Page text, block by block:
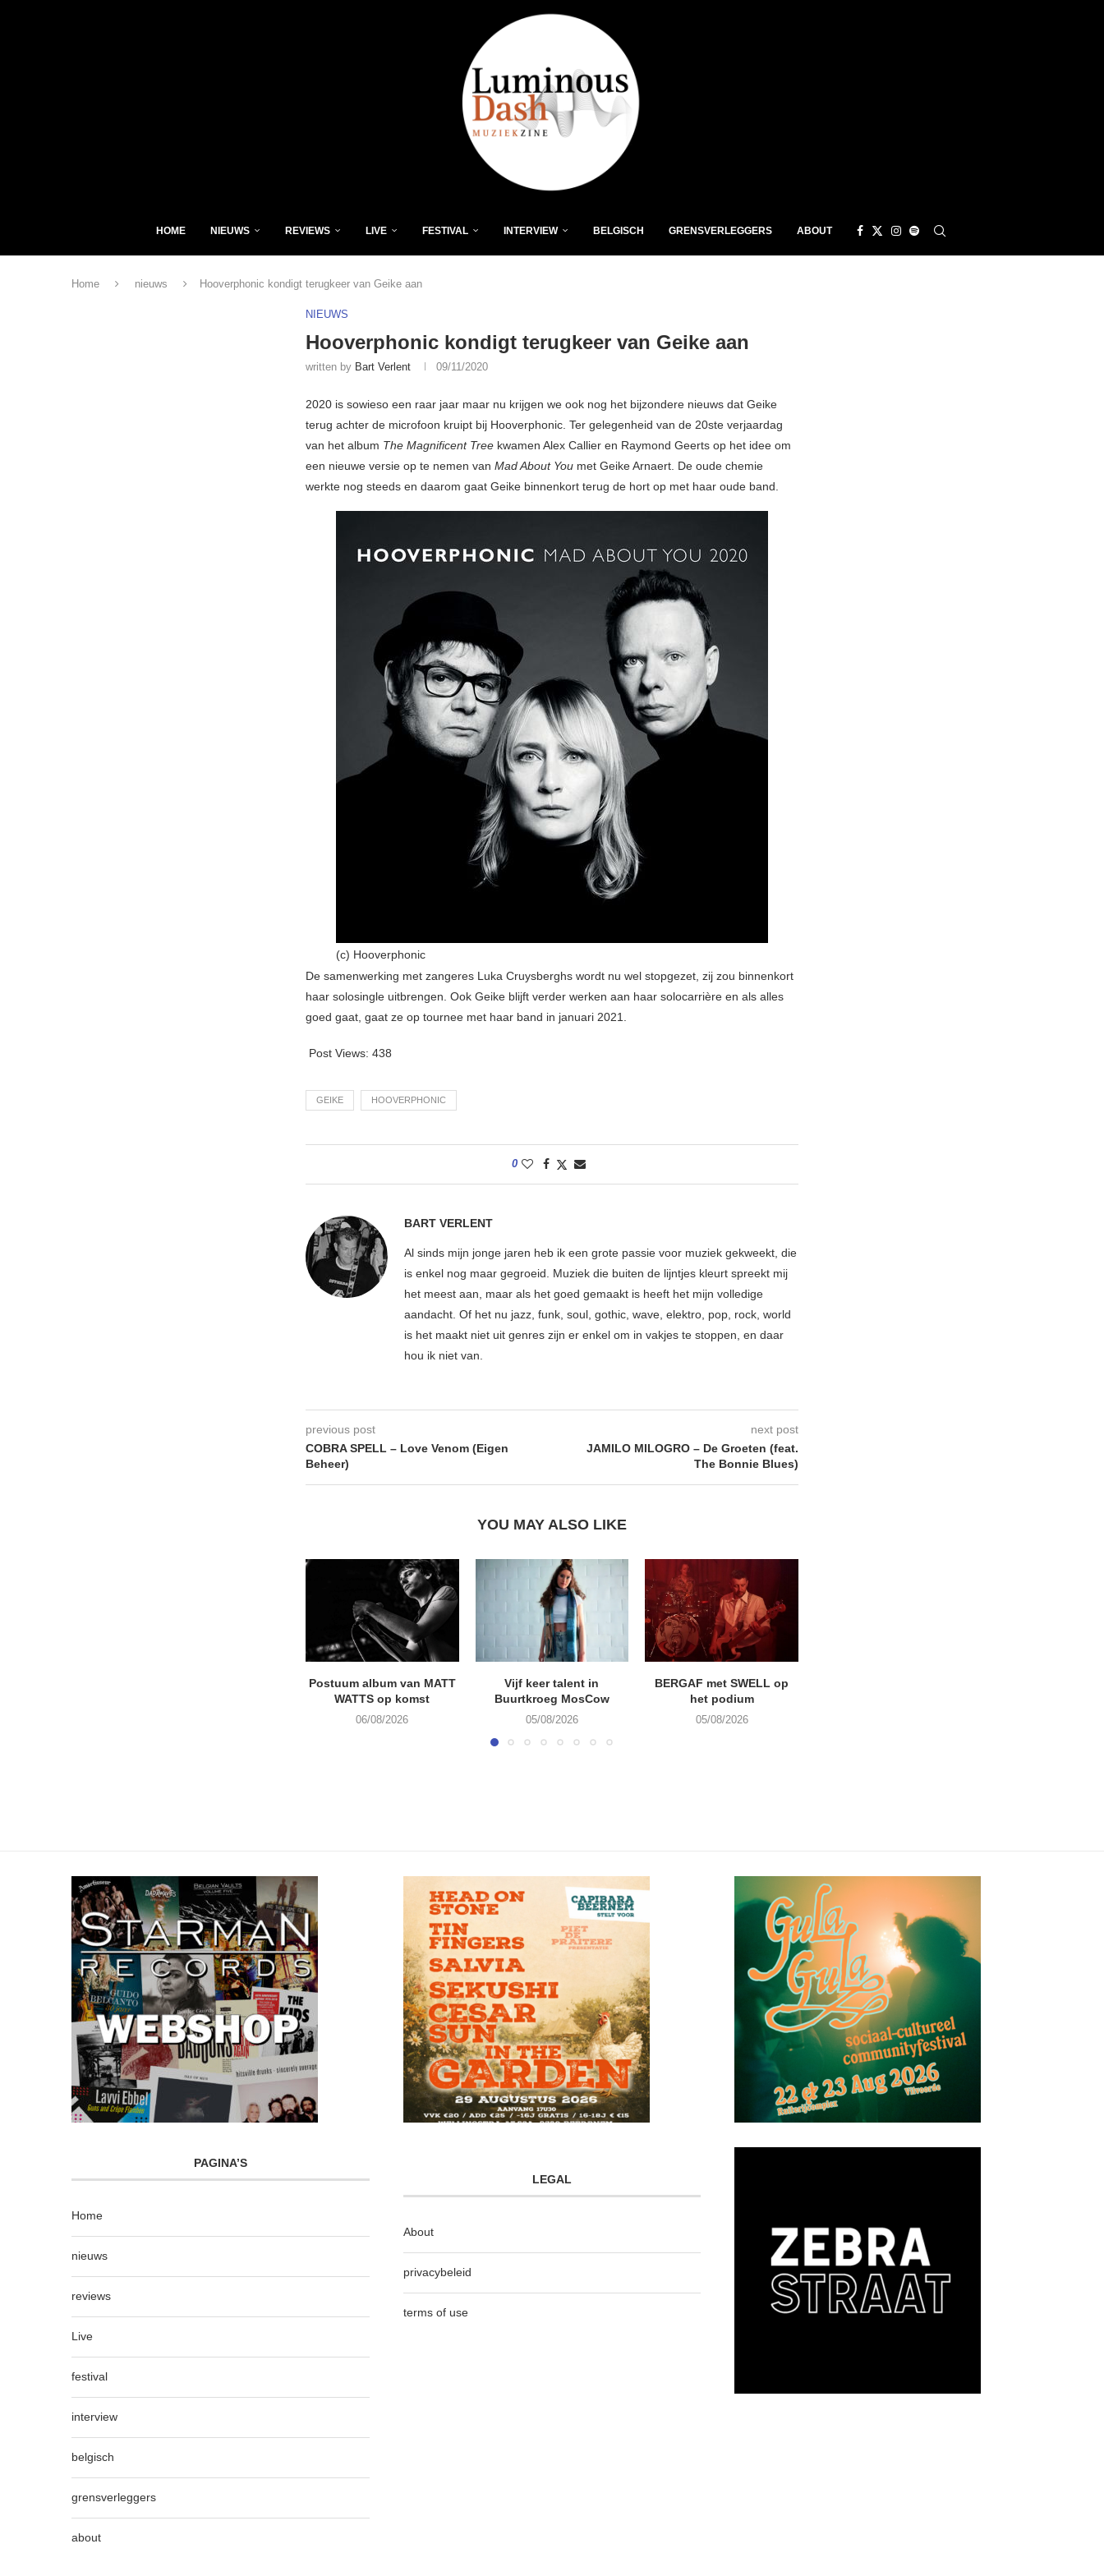
HOME NIEUWS REVIEWS LIVE FESTIVAL INTERVIEW BELGISCH GRENSVERLEGGERS ABOUT
Home nieuws Hooverphonic kondigt terugkeer van Geike aan
NIEUWS
Hooverphonic kondigt terugkeer van Geike aan
written by Bart Verlent 09/11/2020
2020 is sowieso een raar jaar maar nu krijgen we ook nog het bijzondere nieuws dat Geike
terug achter de microfoon kruipt bij Hooverphonic. Ter gelegenheid van de 20ste verjaardag
van het album The Magnificent Tree kwamen Alex Callier en Raymond Geerts op het idee om
een nieuwe versie op te nemen van Mad About You met Geike Arnaert. De oude chemie
werkte nog steeds en daarom gaat Geike binnenkort terug de hort op met haar oude band.
(c) Hooverphonic
De samenwerking met zangeres Luka Cruysberghs wordt nu wel stopgezet, zij zou binnenkort
haar solosingle uitbrengen. Ook Geike blijft verder werken aan haar solocarrière en als alles
goed gaat, gaat ze op tournee met haar band in januari 2021.
Post Views: 438
GEIKE HOOVERPHONIC
0
BART VERLENT
Al sinds mijn jonge jaren heb ik een grote passie voor muziek gekweekt, die
is enkel nog maar gegroeid. Muziek die buiten de lijntjes kleurt spreekt mij
het meest aan, maar als het goed gemaakt is heeft het mijn volledige
aandacht. Of het nu jazz, funk, soul, gothic, wave, elektro, pop, rock, world
is het maakt niet uit genres zijn er enkel om in vakjes te stoppen, en daar
hou ik niet van.
previous post
COBRA SPELL – Love Venom (Eigen
Beheer)
next post
JAMILO MILOGRO – De Groeten (feat.
The Bonnie Blues)
YOU MAY ALSO LIKE
Postuum album van MATT
WATTS op komst
06/08/2026
Vijf keer talent in
Buurtkroeg MosCow
05/08/2026
BERGAF met SWELL op
het podium
05/08/2026
PAGINA’S
Home
nieuws
reviews
Live
festival
interview
belgisch
grensverleggers
about
LEGAL
About
privacybeleid
terms of use